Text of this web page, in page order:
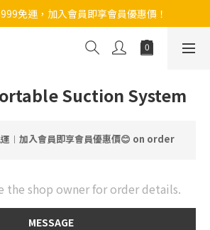
免運，加入會員即享會員優惠價！
Suction System
︱加入會員即享會員優惠價😊 on order
the shop owner for order details.
MESSAGE